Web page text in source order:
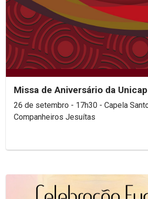
Missa de Aniversário da Unicap
26 de setembro - 17h30 - Capela
Companheiros Jesuítas